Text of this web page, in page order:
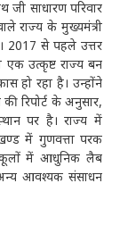
जी साधारण परिवार
राज्य के मुख्यमंत्री
2017 से पहले उत्तर
एक उत्कृष्ट राज्य बन
हो रहा है। उन्होंने
रिपोर्ट के अनुसार,
पर है। राज्य में
में गुणवत्ता परक
स्कूलों में आधुनिक लैब
आवश्यक संसाधन